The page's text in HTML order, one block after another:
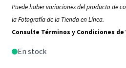
Puede haber variaciones del producto de
la Fotografía de la Tienda en Línea.
Consulte Términos y Condiciones de
En stock